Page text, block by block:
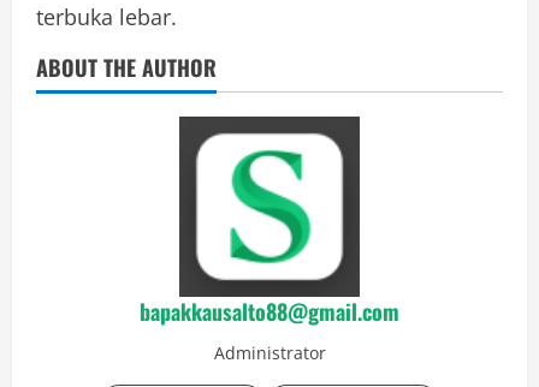
terbuka lebar.
ABOUT THE AUTHOR
bapakkausalto88@gmail.com
Administrator